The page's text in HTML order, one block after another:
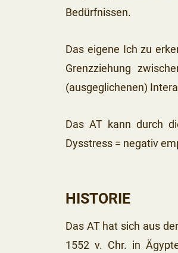
Bedürfnissen.
Das eigene Ich zu
Grenzziehung
(ausgeglichenen)
Das AT kann durch
Dysstress = negativ
HISTORIE
Das AT hat sich aus
1552 v. Chr. in